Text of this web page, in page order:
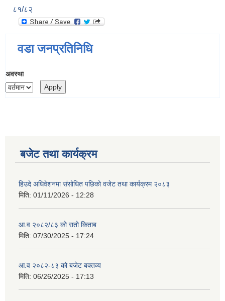
८१/८२
वडा जनप्रतिनिधि
अवस्था
बजेट तथा कार्यक्रम
हिउदे अधिवेशनमा संसोधित पछिको वजेट तथा कार्यक्रम २०८३
मिति: 01/11/2026 - 12:28
आ.व २०८२/८३ को रातो किताब
मिति: 07/30/2025 - 17:24
आ.व २०८२-८३ को बजेट बक्तव्य
मिति: 06/26/2025 - 17:13